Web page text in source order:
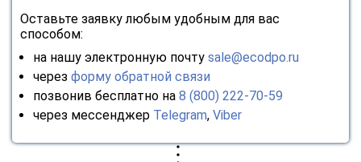
Оставьте заявку любым удобным для вас
способом:
на нашу электронную почту sale@ecodpo.ru
через форму обратной связи
позвонив бесплатно на 8 (800) 222-70-59
через мессенджер Telegram, Viber